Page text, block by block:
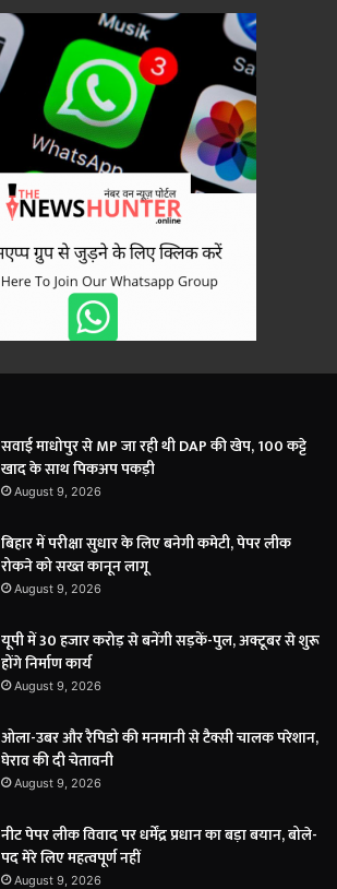
सवाई माधोपुर से MP जा रही थी DAP की खेप, 100 कट्टे
खाद के साथ पिकअप पकड़ी
August 9, 2026
बिहार में परीक्षा सुधार के लिए बनेगी कमेटी, पेपर लीक
रोकने को सख्त कानून लागू
August 9, 2026
यूपी में 30 हजार करोड़ से बनेंगी सड़कें-पुल, अक्टूबर से शुरू
होंगे निर्माण कार्य
August 9, 2026
ओला-उबर और रैपिडो की मनमानी से टैक्सी चालक परेशान,
घेराव की दी चेतावनी
August 9, 2026
नीट पेपर लीक विवाद पर धर्मेंद्र प्रधान का बड़ा बयान, बोले-
पद मेरे लिए महत्वपूर्ण नहीं
August 9, 2026